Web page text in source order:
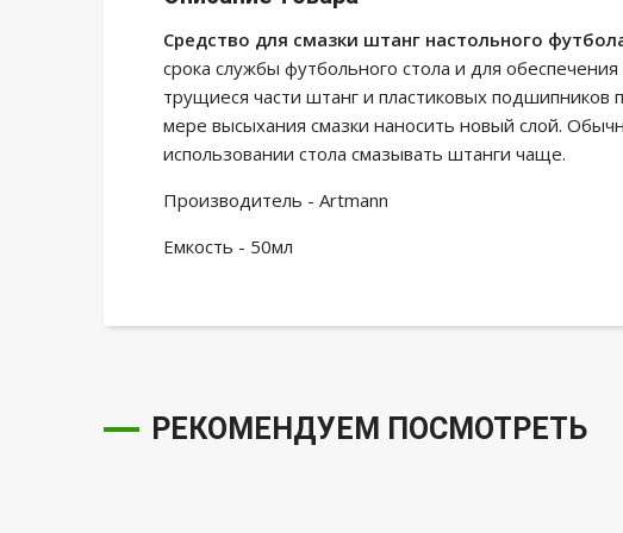
Средство для смазки штанг настольного
срока службы футбольного стола и для
трущиеся части штанг и пластиковых
мере высыхания смазки наносить новый слой.
использовании стола смазывать штанги чаще.
Производитель - Artmann
Емкость - 50мл
РЕКОМЕНДУЕМ ПОСМОТРЕТЬ